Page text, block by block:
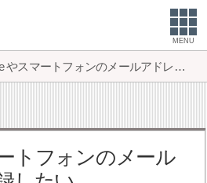
MENU
iPhone やスマートフォンのメールアドレスで登録したい
トフォンのメール